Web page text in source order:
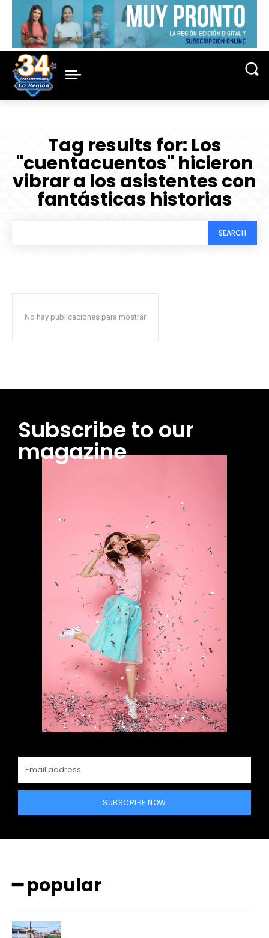
Tag results for: Los
"cuentacuentos" hicieron
vibrar a los asistentes con
fantásticas historias
SEARCH
No hay publicaciones para mostrar
Subscribe to our
magazine
SUBSCRIBE NOW
━ popular